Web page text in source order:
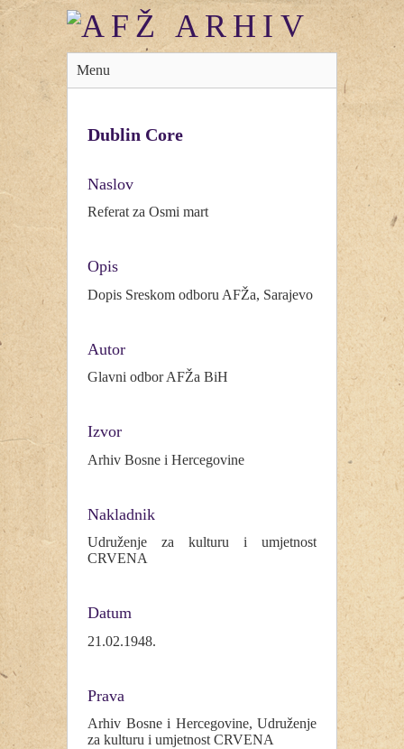
Menu
Dublin Core
Naslov
Referat za Osmi mart
Opis
Dopis Sreskom odboru AFŽa, Sarajevo
Autor
Glavni odbor AFŽa BiH
Izvor
Arhiv Bosne i Hercegovine
Nakladnik
Udruženje za kulturu i umjetnost
CRVENA
Datum
21.02.1948.
Prava
Arhiv Bosne i Hercegovine, Udruženje
za kulturu i umjetnost CRVENA